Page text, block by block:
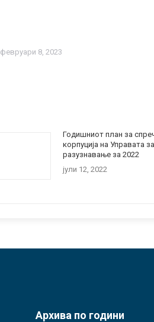
февруари 8, 2023
Годишниот план за
корпуција на Управата
разузнавање за 2022
јули 12, 2022
Архива по години